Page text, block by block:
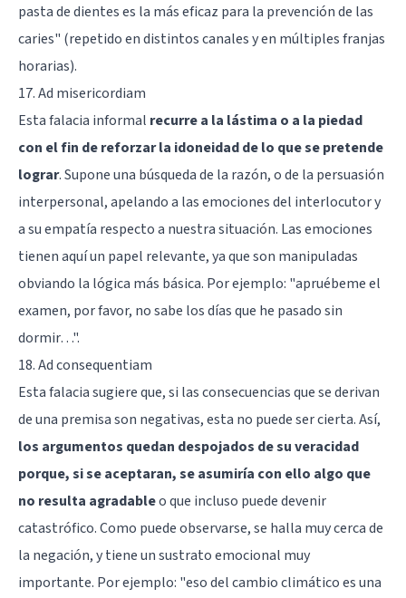
pasta de dientes es la más eficaz para la prevención de las
caries" (repetido en distintos canales y en múltiples franjas
horarias).
17. Ad misericordiam
Esta falacia informal recurre a la lástima o a la piedad
con el fin de reforzar la idoneidad de lo que se pretende
lograr. Supone una búsqueda de la razón, o de la persuasión
interpersonal, apelando a las emociones del interlocutor y
a su empatía respecto a nuestra situación. Las emociones
tienen aquí un papel relevante, ya que son manipuladas
obviando la lógica más básica. Por ejemplo: "apruébeme el
examen, por favor, no sabe los días que he pasado sin
dormir…".
18. Ad consequentiam
Esta falacia sugiere que, si las consecuencias que se derivan
de una premisa son negativas, esta no puede ser cierta. Así,
los argumentos quedan despojados de su veracidad
porque, si se aceptaran, se asumiría con ello algo que
no resulta agradableo que incluso puede devenir
catastrófico. Como puede observarse, se halla muy cerca de
la negación, y tiene un sustrato emocional muy
importante. Por ejemplo: "eso del cambio climático es una